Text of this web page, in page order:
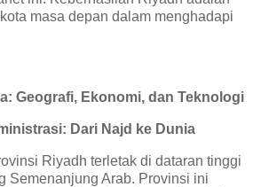
masa depan dalam menghadapi
Geografi, Ekonomi, dan Teknologi
Dari Najd ke Dunia
Riyadh terletak di dataran tinggi
Semenanjung Arab. Provinsi ini